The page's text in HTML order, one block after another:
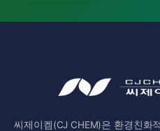
씨제이켐(CJ CHEM)은 환경친화